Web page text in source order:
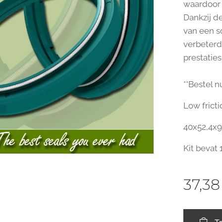
Dankzij
van een
**Bestel
Low
Kit bevat
37,38